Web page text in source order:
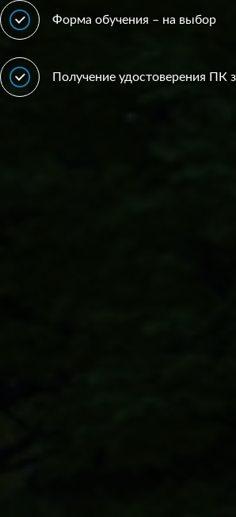
Форма обучения – на выбор
Получение удостоверения ПК